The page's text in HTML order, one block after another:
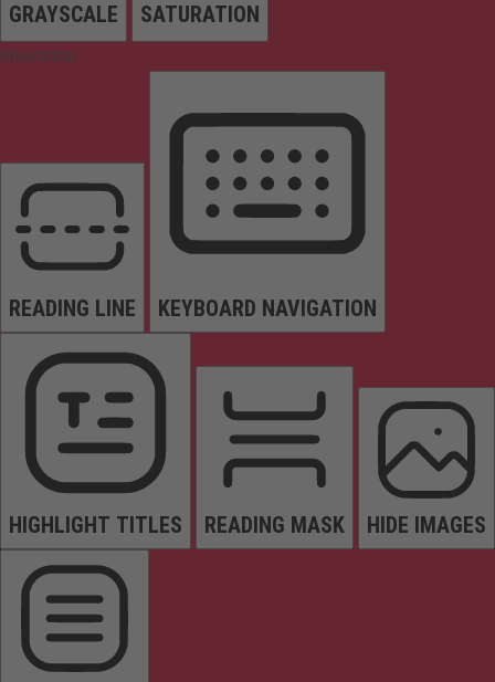
GRAYSCALE SATURATION
Orientation
READING LINE KEYBOARD NAVIGATION
HIGHLIGHT TITLES READING MASK HIDE IMAGES